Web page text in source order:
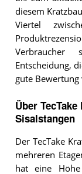
diesem
Viertel
Entscheidung,
gute Bewertung
Über
Sisalstangen
Der TecTake
mehreren
hat eine